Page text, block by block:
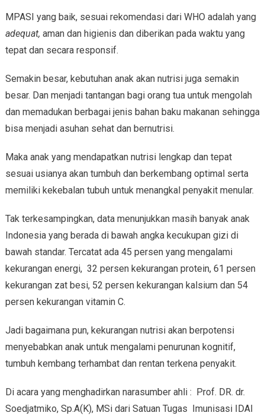
MPASI yang baik, sesuai rekomendasi dari WHO adalah yang
adequat, aman dan higienis dan diberikan pada waktu yang
tepat dan secara responsif.
Semakin besar, kebutuhan anak akan nutrisi juga semakin
besar. Dan menjadi tantangan bagi orang tua untuk mengolah
dan memadukan berbagai jenis bahan baku makanan sehingga
bisa menjadi asuhan sehat dan bernutrisi.
Maka anak yang mendapatkan nutrisi lengkap dan tepat
sesuai usianya akan tumbuh dan berkembang optimal serta
memiliki kekebalan tubuh untuk menangkal penyakit menular.
Tak terkesampingkan, data menunjukkan masih banyak anak
Indonesia yang berada di bawah angka kecukupan gizi di
bawah standar. Tercatat ada 45 persen yang mengalami
kekurangan energi, 32 persen kekurangan protein, 61 persen
kekurangan zat besi, 52 persen kekurangan kalsium dan 54
persen kekurangan vitamin C.
Jadi bagaimana pun, kekurangan nutrisi akan berpotensi
menyebabkan anak untuk mengalami penurunan kognitif,
tumbuh kembang terhambat dan rentan terkena penyakit.
Di acara yang menghadirkan narasumber ahli : Prof. DR. dr.
Soedjatmiko, Sp.A(K), MSi dari Satuan Tugas Imunisasi IDAI